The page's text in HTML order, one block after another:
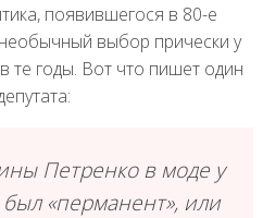
появившегося в 80-е
выбор прически у
те годы. Вот что пишет один
Петренко в моде у
«перманент», или